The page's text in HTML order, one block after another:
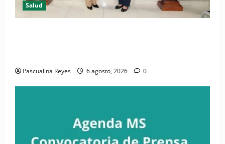
Salud
Pascualina Reyes 6 agosto, 2026 0